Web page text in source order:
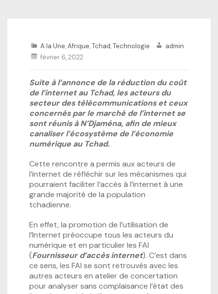
A la Une,Afrique,Tchad,Technologie
admin
février 6, 2022
Suite à l’annonce de la réduction du coût
de l’internet au Tchad, les acteurs du
secteur des télécommunications et ceux
concernés par le marché de l’internet se
sont réunis à N’Djaména, afin de mieux
canaliser l’écosystème de l’économie
numérique au Tchad.
Cette rencontre a permis aux acteurs de
l’internet de réfléchir sur les mécanismes qui
pourraient faciliter l’accès à l’internet à une
grande majorité de la population
tchadienne.
En effet, la promotion de l’utilisation de
l’Internet préoccupe tous les acteurs du
numérique et en particulier les FAI
(Fournisseur d’accès internet). C’est dans
ce sens, les FAI se sont retrouvés avec les
autres acteurs en atelier de concertation
pour analyser sans complaisance l’état des